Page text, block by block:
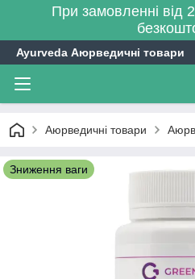
При замовленні від
Ayurveda Аюрведичні товари
Аюрведичні товари
Зниження ваги